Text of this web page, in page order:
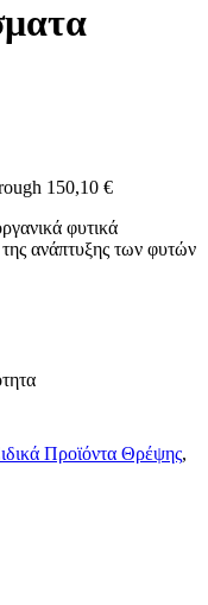
150,10 €
φυτικά
ανάπτυξης των φυτών
Προϊόντα Θρέψης,